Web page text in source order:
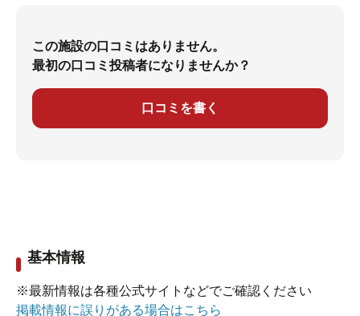
この施設の口コミはありません。
最初の口コミ投稿者になりませんか？
口コミを書く
基本情報
※最新情報は各種公式サイトなどでご確認ください
掲載情報に誤りがある場合はこちら